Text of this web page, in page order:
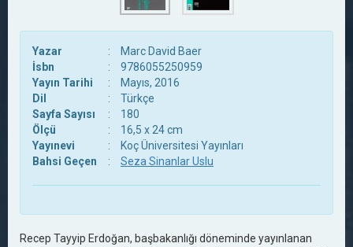
Yazar :
Marc David Baer
İsbn
:
9786055250959
Yayın Tarihi
:
Mayıs, 2016
Dil
:
Türkçe
Sayfa Sayısı
:
180
Ölçü
:
16,5 x 24 cm
Yayınevi
:
Koç Üniversitesi Yayınları
Bahsi Geçen
: Seza Sinanlar Uslu
Recep Tayyip Erdoğan, başbakanlığı döneminde yayınlanan